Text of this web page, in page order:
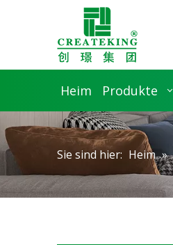
Heim Produkte
Sie sind hier: Heim »